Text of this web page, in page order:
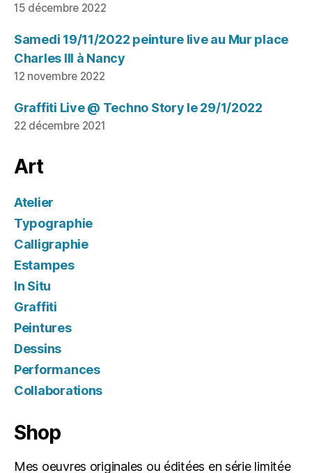
15 décembre 2022
Samedi 19/11/2022 peinture live au Mur place
Charles III à Nancy
12 novembre 2022
Graffiti Live @ Techno Story le 29/1/2022
22 décembre 2021
Art
Atelier
Typographie
Calligraphie
Estampes
In Situ
Graffiti
Peintures
Dessins
Performances
Collaborations
Shop
Mes oeuvres originales ou éditées en série limitée